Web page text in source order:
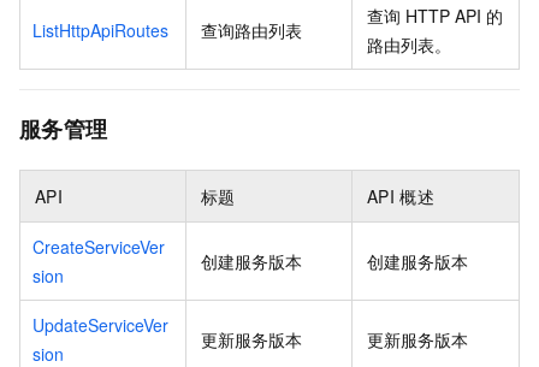
ListHttpApiRoutes 查询路由列表
查询 HTTP API 的
路由列表。
服务管理
API 标题 API 概述
CreateServiceVer
sion
创建服务版本 创建服务版本
UpdateServiceVer
sion
更新服务版本 更新服务版本